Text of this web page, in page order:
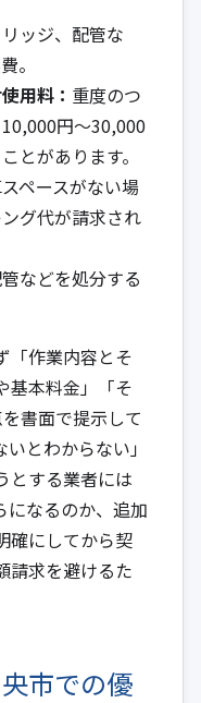
ッジ、配管な
。
用料： 重度のつ
円〜30,000
とがあります。
ペースがない場
グ代が請求され
などを処分する
「作業内容とそ
基本料金」「そ
書面で提示して
とわからない」
とする業者には
になるのか、追加
確にしてから契
請求を避けるた
市での優